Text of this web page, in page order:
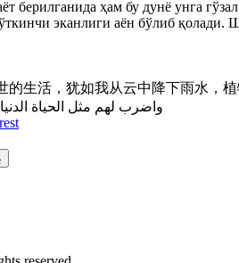
берилганида ҳам бу дунё унга
эканлиги аён бўлиб
的生活，犹如我从云中降下雨水，